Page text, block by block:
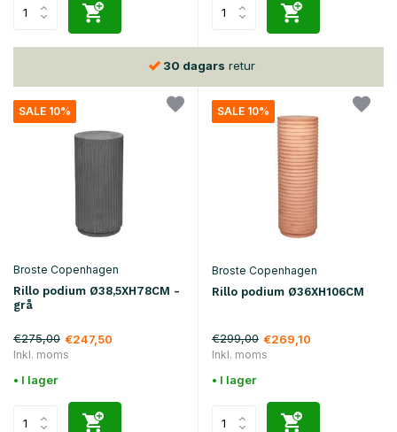
30 dagarsretur
SALE 10%
Broste Copenhagen
Rillo podium Ø38,5XH78CM -
grå
€275,00 €247,50
Inkl. moms
• I lager
SALE 10%
Broste Copenhagen
Rillo podium Ø36XH106CM
€299,00 €269,10
Inkl. moms
• I lager